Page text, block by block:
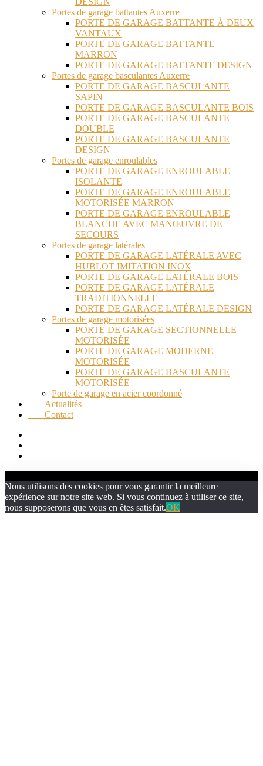
Portes de garage battantes Auxerre
PORTE DE GARAGE BATTANTE À DEUX
VANTAUX
PORTE DE GARAGE BATTANTE
MARRON
PORTE DE GARAGE BATTANTE DESIGN
Portes de garage basculantes Auxerre
PORTE DE GARAGE BASCULANTE
SAPIN
PORTE DE GARAGE BASCULANTE BOIS
PORTE DE GARAGE BASCULANTE
DOUBLE
PORTE DE GARAGE BASCULANTE
DESIGN
Portes de garage enroulables
PORTE DE GARAGE ENROULABLE
ISOLANTE
PORTE DE GARAGE ENROULABLE
MOTORISÉE MARRON
PORTE DE GARAGE ENROULABLE
BLANCHE AVEC MANŒUVRE DE
SECOURS
Portes de garage latérales
PORTE DE GARAGE LATÉRALE AVEC
HUBLOT IMITATION INOX
PORTE DE GARAGE LATÉRALE BOIS
PORTE DE GARAGE LATÉRALE
TRADITIONNELLE
PORTE DE GARAGE LATÉRALE DESIGN
Portes de garage motorisées
PORTE DE GARAGE SECTIONNELLE
MOTORISÉE
PORTE DE GARAGE MODERNE
MOTORISÉE
PORTE DE GARAGE BASCULANTE
MOTORISÉE
Porte de garage en acier coordonné
Actualités
Contact
Nous utilisons des cookies pour vous garantir la meilleure
expérience sur notre site web. Si vous continuez à utiliser ce site,
nous supposerons que vous en êtes satisfait.OK